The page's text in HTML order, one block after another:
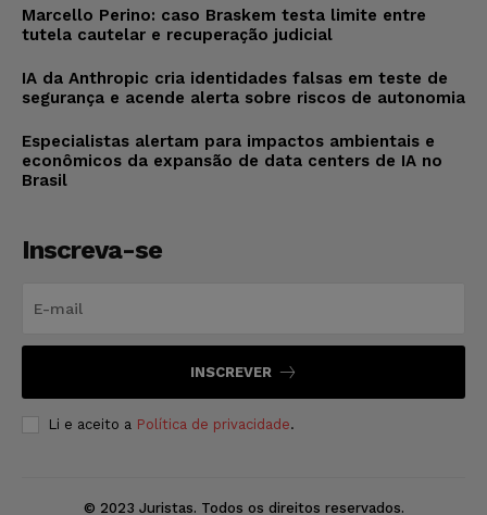
Marcello Perino: caso Braskem testa limite entre
tutela cautelar e recuperação judicial
IA da Anthropic cria identidades falsas em teste de
segurança e acende alerta sobre riscos de autonomia
Especialistas alertam para impactos ambientais e
econômicos da expansão de data centers de IA no
Brasil
Inscreva-se
INSCREVER
Li e aceito a Política de privacidade.
© 2023 Juristas. Todos os direitos reservados.